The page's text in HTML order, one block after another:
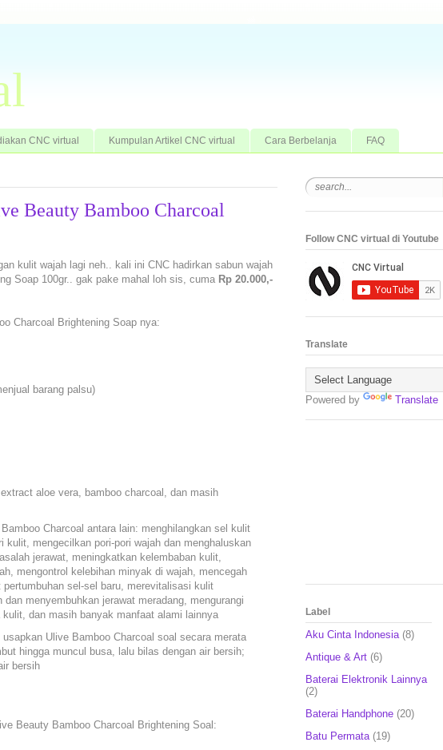
CNC virtual Kumpulan Artikel CNC virtual Cara Berbelanja FAQ
Beauty Bamboo Charcoal
kulit wajah lagi neh.. kali ini CNC hadirkan sabun wajah
Soap 100gr.. gak pake mahal loh sis, cuma Rp 20.000,-
Charcoal Brightening Soap nya:
barang palsu)
aloe vera, bamboo charcoal, dan masih
Charcoal antara lain: menghilangkan sel kulit
kulit, mengecilkan pori-pori wajah dan menghaluskan
jerawat, meningkatkan kelembaban kulit,
mengontrol kelebihan minyak di wajah, mencegah
sel-sel baru, merevitalisasi kulit
menyembuhkan jerawat meradang, mengurangi
dan masih banyak manfaat alami lainnya
Ulive Bamboo Charcoal soal secara merata
hingga muncul busa, lalu bilas dengan air bersih;
bersih
Beauty Bamboo Charcoal Brightening Soal:
Follow CNC virtual di Youtube
Translate
Powered by Translate
Label
Aku Cinta Indonesia (8)
Antique & Art (6)
Baterai Elektronik Lainnya
(2)
Baterai Handphone (20)
Batu Permata (19)